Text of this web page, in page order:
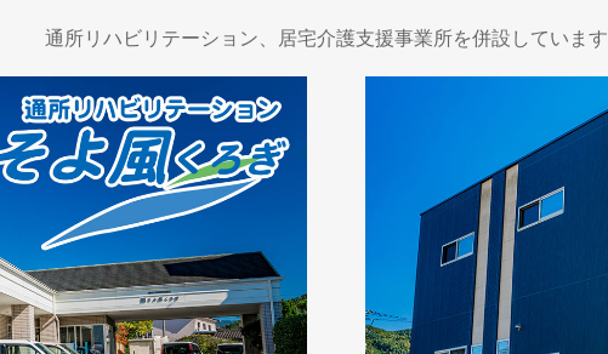
通所リハビリテーション、居宅介護支援事業所を併設していま